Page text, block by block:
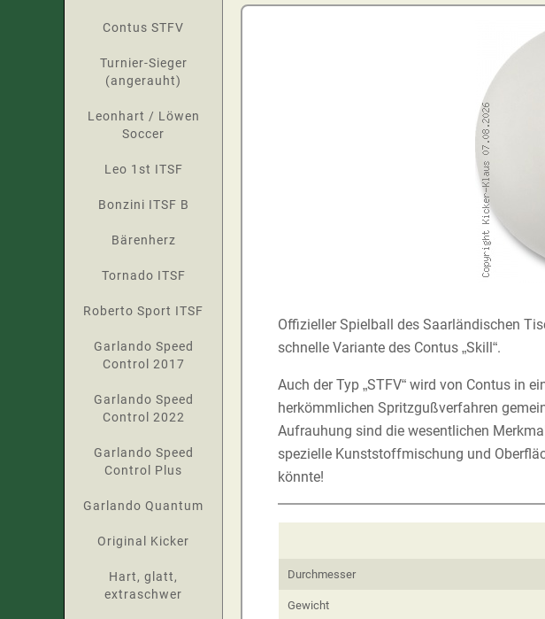
Offizieller Spielball des Saarländischen
schnelle Variante des Contus „Skill“.
Auch der Typ „STFV“ wird von Contus in
herkömmlichen Spritzgußverfahren
Aufrauhung sind die wesentlichen
spezielle Kunststoffmischung und
könnte!
Durchmesser
Gewicht
Contus STFV
Turnier-Sieger
(angerauht)
Leonhart / Löwen
Soccer
Leo 1st ITSF
Bonzini ITSF B
Bärenherz
Tornado ITSF
Roberto Sport ITSF
Garlando Speed
Control 2017
Garlando Speed
Control 2022
Garlando Speed
Control Plus
Garlando Quantum
Original Kicker
Hart, glatt,
extraschwer